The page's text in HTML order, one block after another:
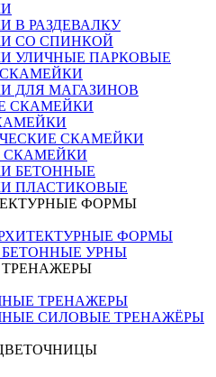
В РАЗДЕВАЛКУ
СО СПИНКОЙ
УЛИЧНЫЕ ПАРКОВЫЕ
ДЛЯ МАГАЗИНОВ
СКАМЕЙКИ
СКАМЕЙКИ
СКАМЕЙКИ
БЕТОННЫЕ
ПЛАСТИКОВЫЕ
ФОРМЫ
ФОРМЫ
УРНЫ
ТРЕНАЖЕРЫ
СИЛОВЫЕ ТРЕНАЖЁРЫ